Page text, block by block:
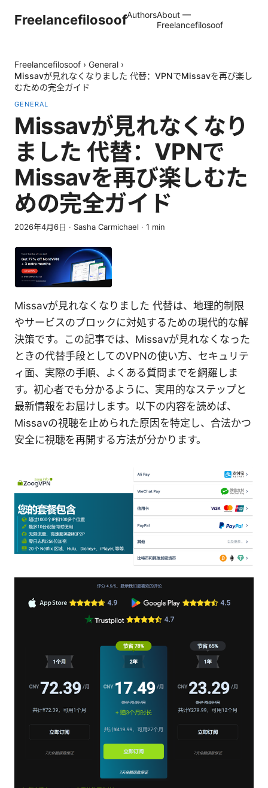
FreelancefilosoofAuthorsAbout —
Freelancefilosoof
Freelancefilosoof › General ›
Missavが見れなくなりました 代替：VPNでMissavを再び楽し
むための完全ガイド
GENERAL
Missavが見れなくなり
ました 代替：VPNで
Missavを再び楽しむた
めの完全ガイド
2026年4月6日 · Sasha Carmichael · 1 min
Missavが見れなくなりました 代替は、地理的制限
やサービスのブロックに対処するための現代的な解
決策です。この記事では、Missavが見れなくなった
ときの代替手段としてのVPNの使い方、セキュリテ
ィ面、実際の手順、よくある質問までを網羅しま
す。初心者でも分かるように、実用的なステップと
最新情報をお届けします。以下の内容を読めば、
Missavの視聴を止められた原因を特定し、合法かつ
安全に視聴を再開する方法が分かります。